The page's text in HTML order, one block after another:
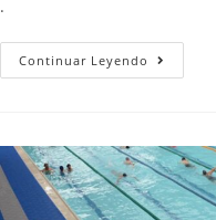
.
Continuar Leyendo